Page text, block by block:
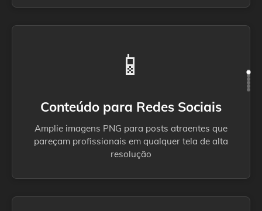
📱
Conteúdo para Redes Sociais
Amplie imagens PNG para posts atraentes que
pareçam profissionais em qualquer tela de alta
resolução